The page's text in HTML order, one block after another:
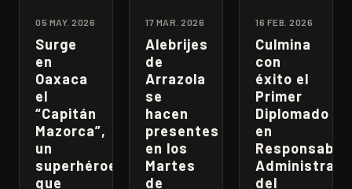
05 MAY. 2026
Surge
en
Oaxaca
el
“Capitán
Mazorca”,
un
superhéroe
que
17 MAR. 2026
Alebrijes
de
Arrazola
se
hacen
presentes
en los
Martes
de
16 FEB. 2026
Culmina
con
éxito el
Primer
Diplomado
en
del